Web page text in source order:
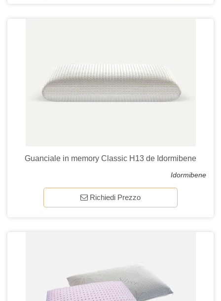
Guanciale in memory Classic H13 de Idormibene
Idormibene
Richiedi Prezzo